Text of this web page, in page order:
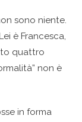
sono niente.
è Francesca,
quattro
non è
in forma